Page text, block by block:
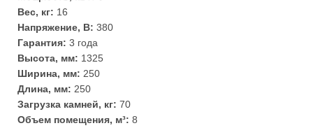
Вес, кг: 16
Напряжение, В: 380
Гарантия: 3 года
Высота, мм: 1325
Ширина, мм: 250
Длина, мм: 250
Загрузка камней, кг: 70
Объем помещения, м³: 8